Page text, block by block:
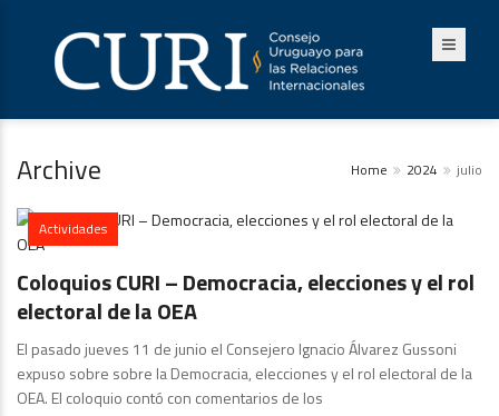
Archive Home 2024 julio
Actividades
Coloquios CURI – Democracia, elecciones y el rol
electoral de la OEA
El pasado jueves 11 de junio el Consejero Ignacio Álvarez Gussoni
expuso sobre sobre la Democracia, elecciones y el rol electoral de la
OEA. El coloquio contó con comentarios de los